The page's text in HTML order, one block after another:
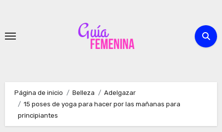
contenido
Página de inicio Belleza
Adelgazar
15 poses de yoga para hacer por las mañanas para
principiantes